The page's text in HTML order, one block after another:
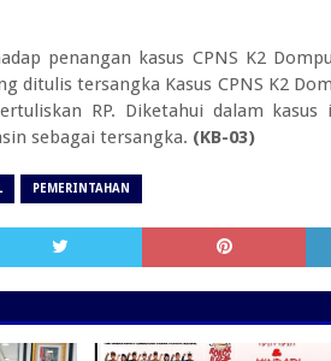
penangan kasus CPNS K2
ditulis tersangka Kasus CPNS K2
RP. Diketahui dalam
sebagai tersangka. (KB-03)
PEMERINTAHAN